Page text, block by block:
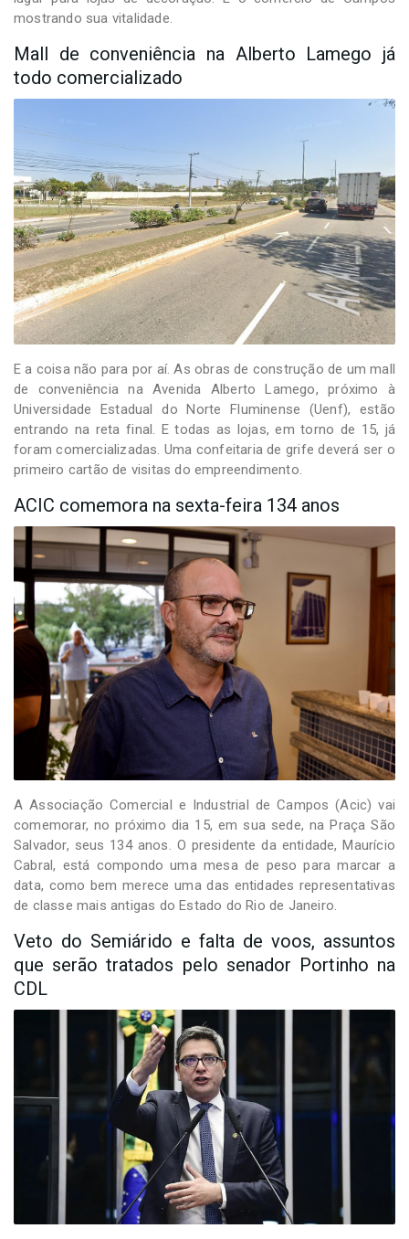
mostrando sua vitalidade.
Mall de conveniência na Alberto Lamego já
todo comercializado
E a coisa não para por aí. As obras de construção de um mall
de conveniência na Avenida Alberto Lamego, próximo à
Universidade Estadual do Norte Fluminense (Uenf), estão
entrando na reta final. E todas as lojas, em torno de 15, já
foram comercializadas. Uma confeitaria de grife deverá ser o
primeiro cartão de visitas do empreendimento.
ACIC comemora na sexta-feira 134 anos
A Associação Comercial e Industrial de Campos (Acic) vai
comemorar, no próximo dia 15, em sua sede, na Praça São
Salvador, seus 134 anos. O presidente da entidade, Maurício
Cabral, está compondo uma mesa de peso para marcar a
data, como bem merece uma das entidades representativas
de classe mais antigas do Estado do Rio de Janeiro.
Veto do Semiárido e falta de voos, assuntos
que serão tratados pelo senador Portinho na
CDL